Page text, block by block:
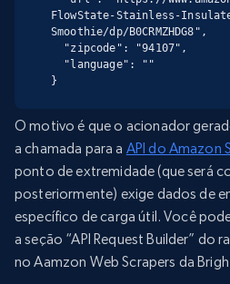
FlowState-Stainless-
Smoothie/dp/B0CRMZHDG8",
}
O motivo é que o acionador
a chamada para a API do Amazon
ponto de extremidade (que será
posteriormente) exige dados de
específico de carga útil. Você
a seção “API Request Builder” do
no Aamzon Web Scrapers da